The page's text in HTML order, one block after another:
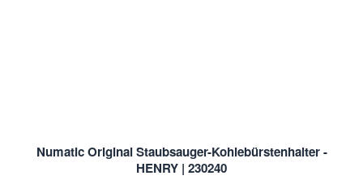
Numatic Original Staubsauger-Kohlebürstenhalter -
HENRY | 230240